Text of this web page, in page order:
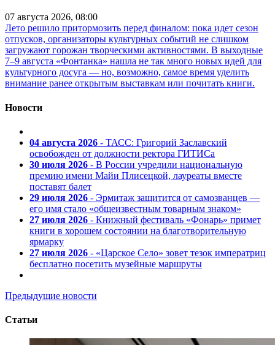
07 августа 2026, 08:00
Лето решило притормозить перед финалом: пока идет сезон
отпусков, организаторы культурных событий не слишком
загружают горожан творческими активностями. В выходные
7–9 августа «Фонтанка» нашла не так много новых идей для
культурного досуга — но, возможно, самое время уделить
внимание ранее открытым выставкам или почитать книги.
Новости
04 августа 2026 - ТАСС: Григорий Заславский
освобожден от должности ректора ГИТИСа
30 июля 2026 - В России учредили национальную
премию имени Майи Плисецкой, лауреаты вместе
поставят балет
29 июля 2026 - Эрмитаж защитится от самозванцев —
его имя стало «общеизвестным товарным знаком»
27 июля 2026 - Книжный фестиваль «Фонарь» примет
книги в хорошем состоянии на благотворительную
ярмарку
27 июля 2026 - «Царское Село» зовет тезок императриц
бесплатно посетить музейные маршруты
Предыдущие новости
Статьи